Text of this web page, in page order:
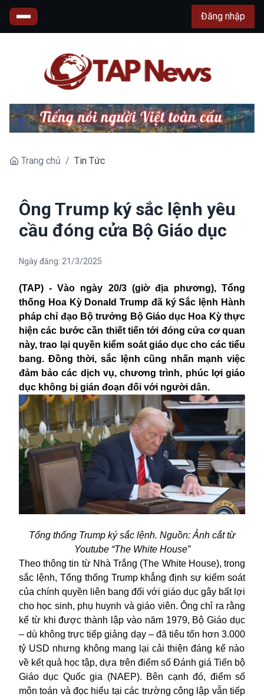
Đăng nhập
Trang chủ / Tin Tức
Ông Trump ký sắc lệnh yêu
cầu đóng cửa Bộ Giáo dục
Ngày đăng: 21/3/2025
(TAP) - Vào ngày 20/3 (giờ địa phương), Tổng
thống Hoa KỳDonald Trump đã ký Sắc lệnh Hành
pháp chỉ đạo Bộ trưởng Bộ Giáo dục Hoa Kỳthực
hiện các bước cần thiết tiến tới đóng cửa cơ quan
này, trao lại quyền kiểm soát giáo dục cho các tiểu
bang. Đồng thời, sắc lệnh cũng nhấn mạnh việc
đảm bảo các dịch vụ, chương trình, phúc lợi giáo
dục không bị gián đoạn đối với người dân.
Tổng thống Trump ký sắc lệnh. Nguồn: Ảnh cắt từ
Youtube “The White House”
Theo thông tin từ Nhà Trắng (The White House), trong
sắc lệnh, Tổng thống Trump khẳng định sự kiểm soát
của chính quyền liên bang đối với giáo dục gây bất lợi
cho học sinh, phụ huynh và giáo viên. Ông chỉ ra rằng
kể từ khi được thành lập vào năm 1979, Bộ Giáo dục
– dù không trực tiếp giảng dạy – đã tiêu tốn hơn 3.000
tỷ USD nhưng không mang lại cải thiện đáng kể nào
về kết quả học tập, dựa trên điểm số Đánh giá Tiến bộ
Giáo dục Quốc gia (NAEP). Bên cạnh đó, điểm số
môn toán và đọc hiểu tại các trường công lập vẫn tiếp